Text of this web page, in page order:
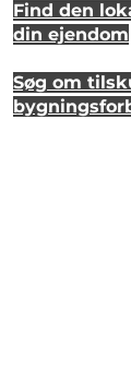
Find den
din ejendom
Søg om